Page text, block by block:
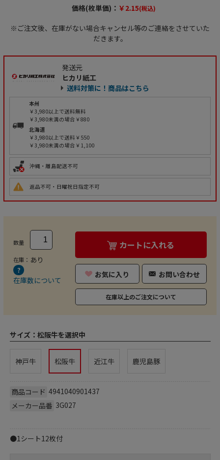
価格(枚単価)： ￥2.15(税込)
※ご注文後、在庫がない場合キャンセル等のご連絡をさせていた
だきます。
発送元
ヒカリ紙工
送料対策に！商品はこちら
本州
￥3,980以上で送料無料
￥3,980未満の場合￥880
北海道
￥3,980以上で送料￥550
￥3,980未満の場合￥1,100
沖縄・離島配送不可
返品不可・日曜祝日指定不可
数量
在庫： あり
在庫数について
カートに入れる
お気に入り お問い合わせ
在庫以上のご注文について
サイズ： 松阪牛を選択中
神戸牛 松阪牛 近江牛 鹿児島豚
商品コード 4941040901437
メーカー品番 3G027
●1シート12枚付